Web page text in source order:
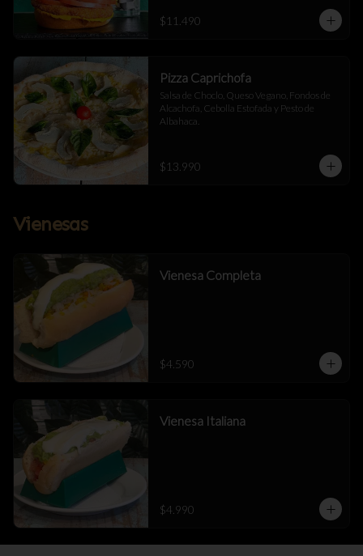
$11.490
Pizza Caprichofa
Salsa de Choclo, Queso Vegano, Fondos de
Alcachofa, Cebolla Estofada y Pesto de
Albahaca.
$13.990
Vienesas
Vienesa Completa
$4.590
Vienesa Italiana
$4.990